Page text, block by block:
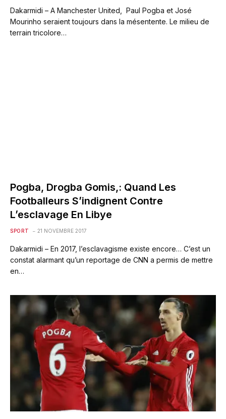
Dakarmidi – A Manchester United, Paul Pogba et José
Mourinho seraient toujours dans la mésentente. Le milieu de
terrain tricolore…
Pogba, Drogba Gomis,: Quand Les
Footballeurs S’indignent Contre
L’esclavage En Libye
SPORT 21 NOVEMBRE 2017
Dakarmidi – En 2017, l’esclavagisme existe encore… C’est un
constat alarmant qu’un reportage de CNN a permis de mettre
en…